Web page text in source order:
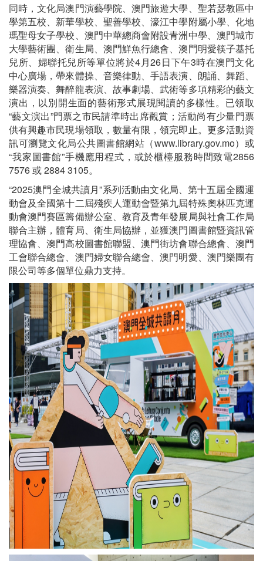
同時，文化局澳門演藝學院、澳門旅遊大學、聖若瑟教區中
學第五校、新華學校、聖善學校、濠江中學附屬小學、化地
瑪聖母女子學校、澳門中華總商會附設青洲中學、澳門城市
大學藝術團、衛生局、澳門鮮魚行總會、澳門明愛筷子基托
兒所、婦聯托兒所等單位將於4月26日下午3時在澳門文化
中心廣場，帶來體操、音樂律動、手語表演、朗誦、舞蹈、
樂器演奏、舞醉龍表演、故事劇場、武術等多項精彩的藝文
演出，以別開生面的藝術形式展現閱讀的多樣性。已領取
“藝文演出”門票之市民請準時出席觀賞；活動尚有少量門票
供有興趣市民現場領取，數量有限，領完即止。更多活動資
訊可瀏覽文化局公共圖書館網站（www.library.gov.mo）或
“我家圖書館”手機應用程式，或於櫃檯服務時間致電2856
7576 或 2884 3105。
“2025澳門全城共讀月”系列活動由文化局、第十五屆全國運
動會及全國第十二屆殘疾人運動會暨第九屆特殊奧林匹克運
動會澳門賽區籌備辦公室、教育及青年發展局與社會工作局
聯合主辦，體育局、衛生局協辦，並獲澳門圖書館暨資訊管
理協會、澳門高校圖書館聯盟、澳門街坊會聯合總會、澳門
工會聯合總會、澳門婦女聯合總會、澳門明愛、澳門樂團有
限公司等多個單位鼎力支持。